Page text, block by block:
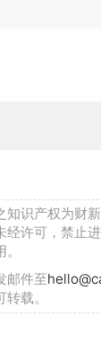
知识产权为财
经许可，禁止
邮件至
载。